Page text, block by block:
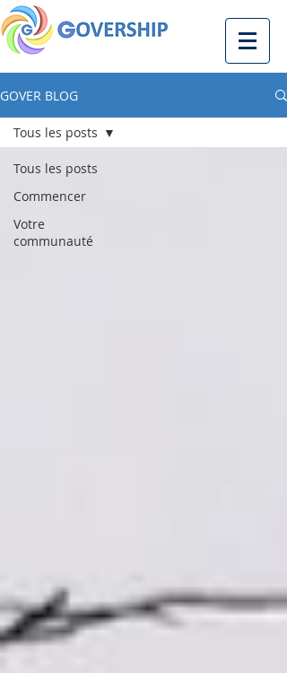
GOVER BLOG
Tous les posts
Commencer
Votre
communauté
Tous les posts